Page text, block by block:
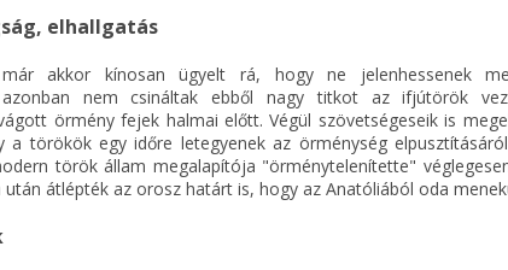
elhallgatás
akkor kínosan ügyelt rá, hogy ne jelenhessenek
azonban nem csináltak ebből nagy titkot az ifjútörök
örmény fejek halmai előtt. Végül szövetségeseik is
a törökök egy időre letegyenek az örménység
török állam megalapítója "örménytelenítette"
átlépték az orosz határt is, hogy az Anatóliából oda